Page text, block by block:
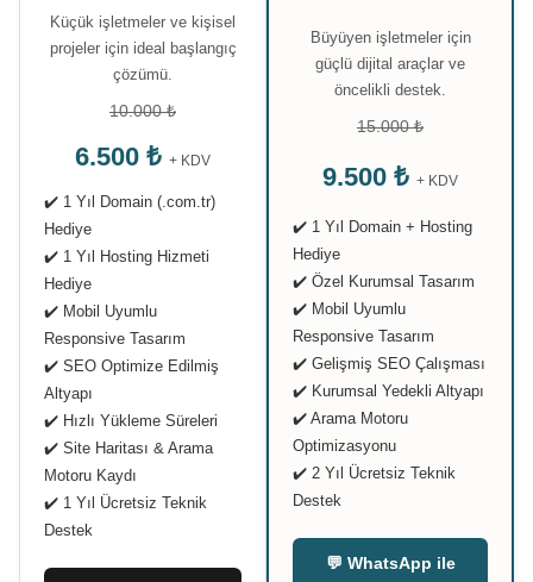
Küçük işletmeler ve kişisel
projeler için ideal başlangıç
çözümü.
10.000 ₺
6.500 ₺ + KDV
✔️ 1 Yıl Domain (.com.tr)
Hediye
✔️ 1 Yıl Hosting Hizmeti
Hediye
✔️ Mobil Uyumlu
Responsive Tasarım
✔️ SEO Optimize Edilmiş
Altyapı
✔️ Hızlı Yükleme Süreleri
✔️ Site Haritası & Arama
Motoru Kaydı
✔️ 1 Yıl Ücretsiz Teknik
Destek
Büyüyen işletmeler için
güçlü dijital araçlar ve
öncelikli destek.
15.000 ₺
9.500 ₺ + KDV
✔️ 1 Yıl Domain + Hosting
Hediye
✔️ Özel Kurumsal Tasarım
✔️ Mobil Uyumlu
Responsive Tasarım
✔️ Gelişmiş SEO Çalışması
✔️ Kurumsal Yedekli Altyapı
✔️ Arama Motoru
Optimizasyonu
✔️ 2 Yıl Ücretsiz Teknik
Destek
💬 WhatsApp ile